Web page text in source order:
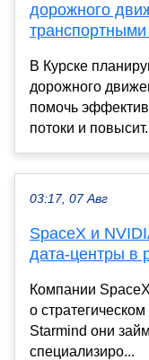
дорожного
В Курске
дорожного
помочь
потоки и
03:17, 07 Авг
SpaceX и
дата-центры в
Компании
о
Starmind они
специализиро...